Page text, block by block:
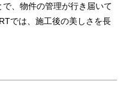
、物件の管理が行き届いて
では、施工後の美しさを長